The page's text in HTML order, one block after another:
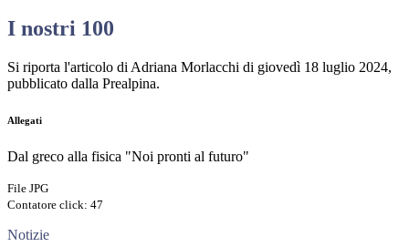
I nostri 100
Si riporta l'articolo di Adriana Morlacchi di giovedì 18 luglio 2024,
pubblicato dalla Prealpina.
Allegati
Dal greco alla fisica "Noi pronti al futuro"
File JPG
Contatore click: 47
Notizie